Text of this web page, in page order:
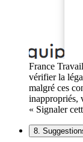
France
vérifier la
malgré ces
inappropriés,
« Signaler
8.